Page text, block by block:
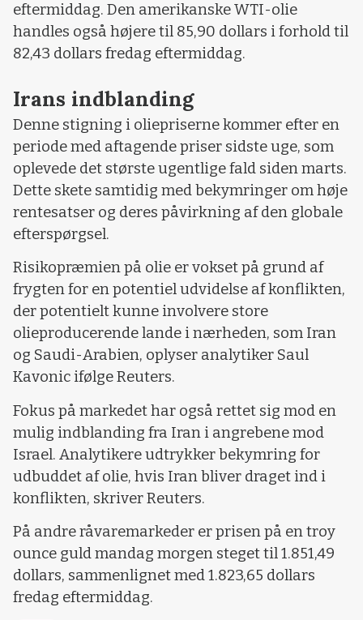
eftermiddag. Den amerikanske WTI-olie
handles også højere til 85,90 dollars i forhold til
82,43 dollars fredag eftermiddag.
Irans indblanding
Denne stigning i oliepriserne kommer efter en
periode med aftagende priser sidste uge, som
oplevede det største ugentlige fald siden marts.
Dette skete samtidig med bekymringer om høje
rentesatser og deres påvirkning af den globale
efterspørgsel.
Risikopræmien på olie er vokset på grund af
frygten for en potentiel udvidelse af konflikten,
der potentielt kunne involvere store
olieproducerende lande i nærheden, som Iran
og Saudi-Arabien, oplyser analytiker Saul
Kavonic ifølge Reuters.
Fokus på markedet har også rettet sig mod en
mulig indblanding fra Iran i angrebene mod
Israel. Analytikere udtrykker bekymring for
udbuddet af olie, hvis Iran bliver draget ind i
konflikten, skriver Reuters.
På andre råvaremarkeder er prisen på en troy
ounce guld mandag morgen steget til 1.851,49
dollars, sammenlignet med 1.823,65 dollars
fredag eftermiddag.